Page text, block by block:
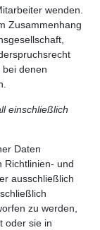
wenden.
Zusammenhang
denen
einschließlich
Daten
Richtlinien- und
ausschließlich
zu werden,
oder sie in